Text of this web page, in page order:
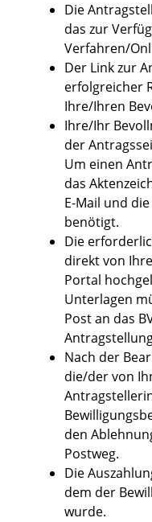
Die
das zur
Verfahren/
Der Link zur
erfolgreicher
Ihre/Ihren
Ihre/Ihr
der
Um einen
das
E-Mail und
benötigt.
Die
direkt von
Portal
Unterlagen
Post an das
Nach der
die/der von
den
Postweg.
Die
dem der
wurde.